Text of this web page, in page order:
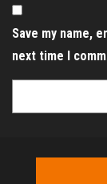
Save my name,
next time I